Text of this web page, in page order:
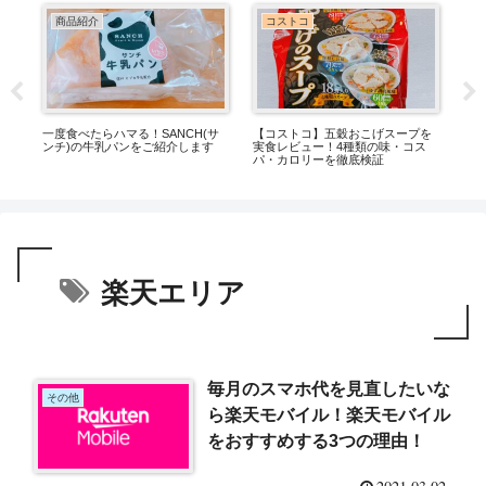
商品紹介
一度食べたらハマる！SANCH(サ
ンチ)の牛乳パンをご紹介します
コストコ
【コストコ】五穀おこげスープを
実食レビュー！4種類の味・コス
パ・カロリーを徹底検証
楽天エリア
その他
毎月のスマホ代を見直したいな
ら楽天モバイル！楽天モバイル
をおすすめする3つの理由！